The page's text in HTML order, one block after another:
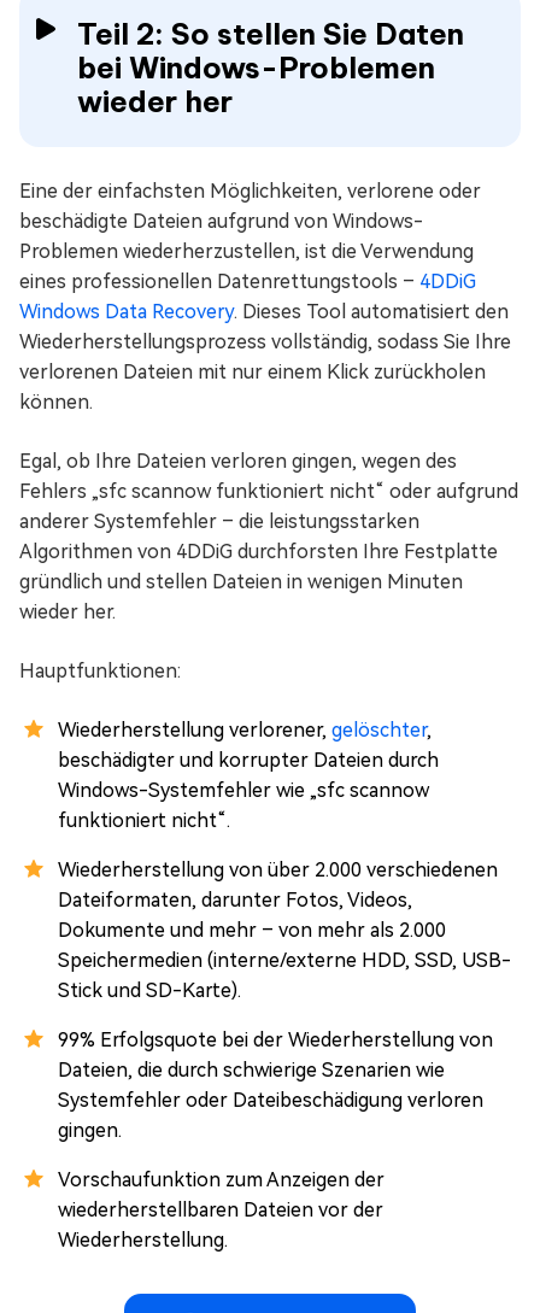
Teil 2: So stellen Sie Daten
bei Windows-Problemen
wieder her
Eine der einfachsten Möglichkeiten, verlorene oder
beschädigte Dateien aufgrund von Windows-
Problemen wiederherzustellen, ist die Verwendung
eines professionellen Datenrettungstools – 4DDiG
Windows Data Recovery. Dieses Tool automatisiert den
Wiederherstellungsprozess vollständig, sodass Sie Ihre
verlorenen Dateien mit nur einem Klick zurückholen
können.
Egal, ob Ihre Dateien verloren gingen, wegen des
Fehlers „sfc scannow funktioniert nicht“ oder aufgrund
anderer Systemfehler – die leistungsstarken
Algorithmen von 4DDiG durchforsten Ihre Festplatte
gründlich und stellen Dateien in wenigen Minuten
wieder her.
Hauptfunktionen:
Wiederherstellung verlorener, gelöschter,
beschädigter und korrupter Dateien durch
Windows-Systemfehler wie „sfc scannow
funktioniert nicht“.
Wiederherstellung von über 2.000 verschiedenen
Dateiformaten, darunter Fotos, Videos,
Dokumente und mehr – von mehr als 2.000
Speichermedien (interne/externe HDD, SSD, USB-
Stick und SD-Karte).
99% Erfolgsquote bei der Wiederherstellung von
Dateien, die durch schwierige Szenarien wie
Systemfehler oder Dateibeschädigung verloren
gingen.
Vorschaufunktion zum Anzeigen der
wiederherstellbaren Dateien vor der
Wiederherstellung.